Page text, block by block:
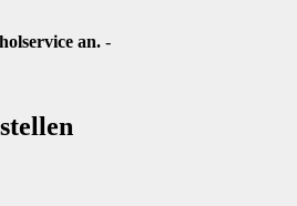
an. -